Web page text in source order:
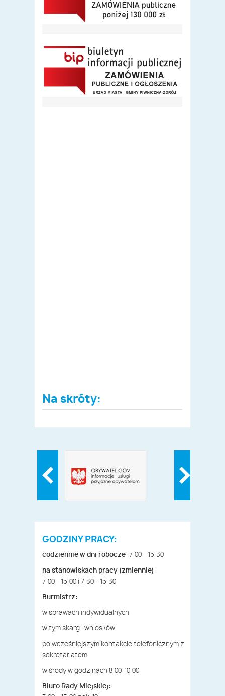
Na skróty:
GODZINY PRACY:
codziennie w dni robocze: 7:00 – 15:30
na stanowiskach pracy (zmiennie):
7:00 – 15:00 i 7:30 – 15:30
Burmistrz:
w sprawach indywidualnych
w tym skarg i wniosków
po wcześniejszym kontakcie telefonicznym z
sekretariatem
w środy w godzinach 8:00-10:00
Biuro Rady Miejskiej: